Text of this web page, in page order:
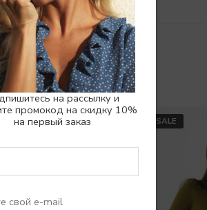
на рассылку и
промокод на скидку 10%
на первый заказ
товары
SALE